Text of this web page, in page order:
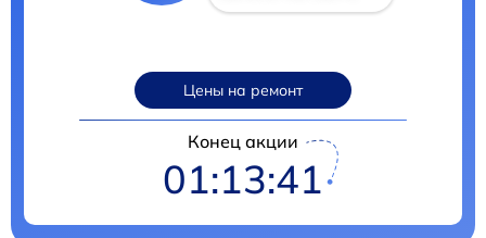
Цены на ремонт
Конец акции
01:13:40